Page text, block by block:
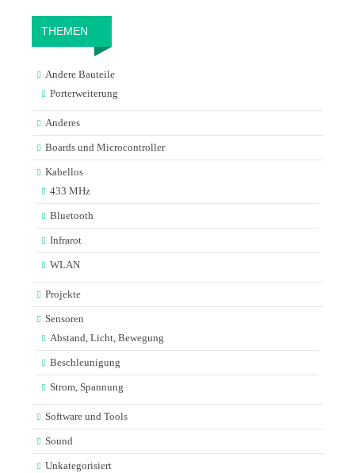
THEMEN
Andere Bauteile
Porterweiterung
Anderes
Boards und Microcontroller
Kabellos
433 MHz
Bluetooth
Infrarot
WLAN
Projekte
Sensoren
Abstand, Licht, Bewegung
Beschleunigung
Strom, Spannung
Software und Tools
Sound
Unkategorisiert